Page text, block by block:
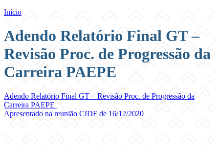
Início
Adendo Relatório Final GT –
Revisão Proc. de Progressão da
Carreira PAEPE
Adendo Relatório Final GT – Revisão Proc. de Progressão da
Carreira PAEPE
Apresentado na reunião CIDF de 16/12/2020